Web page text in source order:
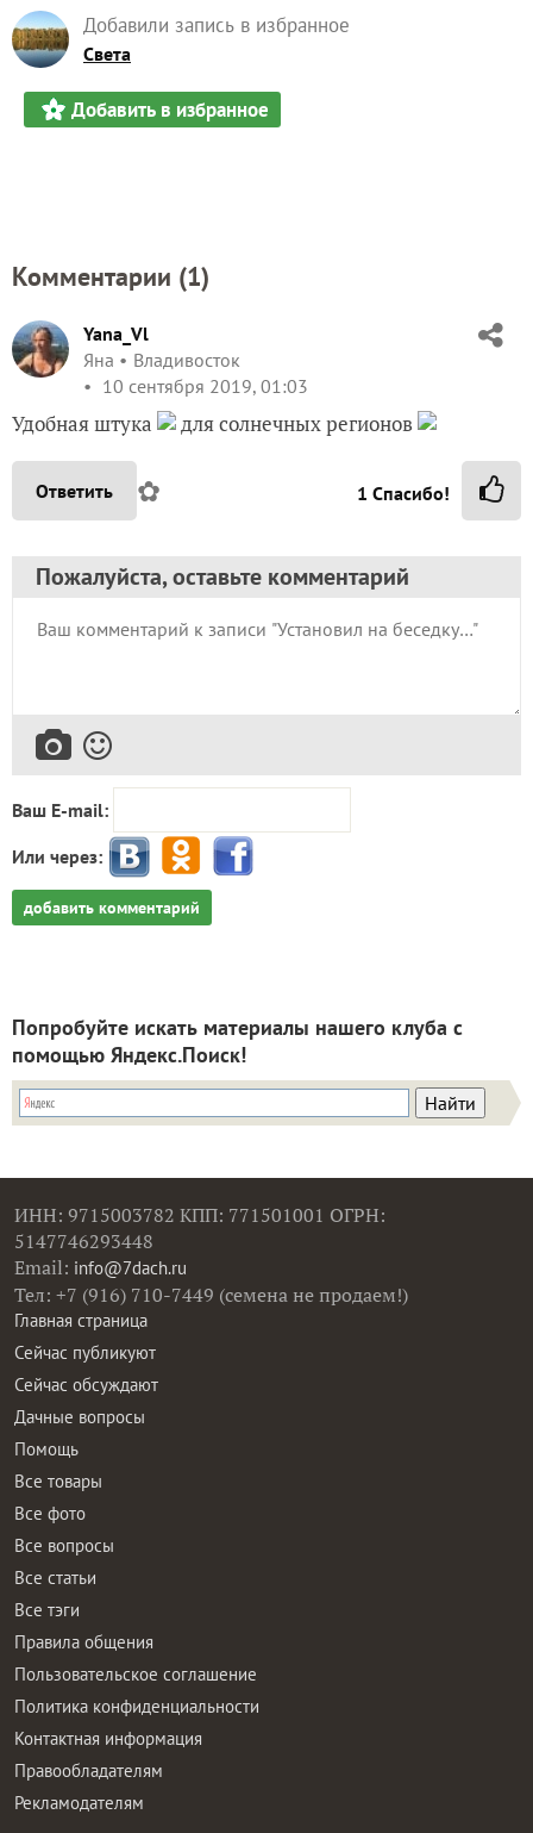
Добавили запись в избранное
Света
Добавить в избранное
Комментарии (1)
Yana_Vl
Яна
Владивосток
10 сентября 2019, 01:03
Удобная штука для солнечных регионов
Ответить ✿ 1 Спасибо!
Пожалуйста, оставьте комментарий
Ваш E-mail:
Или через:
добавить комментарий
Попробуйте искать материалы нашего клуба с
помощью Яндекс.Поиск!
ИНН: 9715003782 КПП: 771501001 ОГРН:
5147746293448
Email: info@7dach.ru
Тел: +7 (916) 710-7449 (семена не продаем!)
Главная страница
Сейчас публикуют
Сейчас обсуждают
Дачные вопросы
Помощь
Все товары
Все фото
Все вопросы
Все статьи
Все тэги
Правила общения
Пользовательское соглашение
Политика конфиденциальности
Контактная информация
Правообладателям
Рекламодателям